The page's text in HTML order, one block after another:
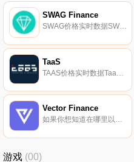
SWAG Finance
SWAG价格实时数据SWAG.Finance是一个去中心化的自治组织（DAO）,负责SWAG-全球领先的亚洲成人娱乐社区的社区治理.
TaaS
Vector Finance
如果你想知道在哪里以当前价格购买Vector Finance,目前交易{Vector Finance]股票的顶级加密货币交易所是BKEX、Trader Joe V2（雪崩）和Trader Joe（雪崩）。您可以在我们的加密货币交易所页面上找到其他列表.
游戏 (00)